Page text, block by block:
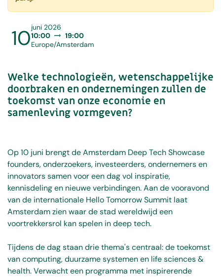
10juni 2026
10:00
19:00
Europe/Amsterdam
Welke technologieën, wetenschappelijke
doorbraken en ondernemingen zullen de
toekomst van onze economie en
samenleving vormgeven?
Op 10 juni brengt de Amsterdam Deep Tech Showcase
founders, onderzoekers, investeerders, ondernemers en
innovators samen voor een dag vol inspiratie,
kennisdeling en nieuwe verbindingen. Aan de vooravond
van de internationale Hello Tomorrow Summit laat
Amsterdam zien waar de stad wereldwijd een
voortrekkersrol kan spelen in deep tech.
Tijdens de dag staan drie thema's centraal: de toekomst
van computing, duurzame systemen en life sciences &
health. Verwacht een programma met inspirerende